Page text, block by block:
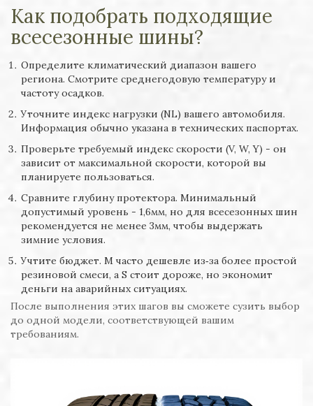
Как подобрать подходящие
всесезонные шины?
Определите климатический диапазон вашего
региона. Смотрите среднегодовую температуру и
частоту осадков.
Уточните индекс нагрузки (NL) вашего автомобиля.
Информация обычно указана в технических паспортах.
Проверьте требуемый индекс скорости (V, W, Y) - он
зависит от максимальной скорости, которой вы
планируете пользоваться.
Сравните глубину протектора. Минимальный
допустимый уровень - 1,6мм, но для всесезонных шин
рекомендуется не менее 3мм, чтобы выдержать
зимние условия.
Учтите бюджет. M часто дешевле из‑за более простой
резиновой смеси, а S стоит дороже, но экономит
деньги на аварийных ситуациях.
После выполнения этих шагов вы сможете сузить выбор
до одной модели, соответствующей вашим
требованиям.